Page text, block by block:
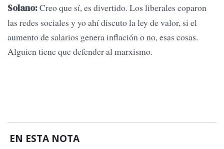
Solano:Creo que sí, es divertido. Los liberales coparon
las redes sociales y yo ahí discuto la ley de valor, si el
aumento de salarios genera inflación o no, esas cosas.
Alguien tiene que defender al marxismo.
EN ESTA NOTA